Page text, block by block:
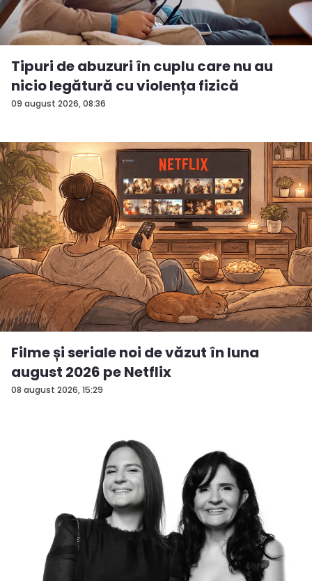
09 august 2026, 08:36
Tipuri de abuzuri în cuplu care nu au
nicio legătură cu violența fizică
08 august 2026, 15:29
Filme și seriale noi de văzut în luna
august 2026 pe Netflix